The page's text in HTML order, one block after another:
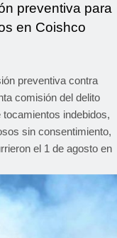
preventiva para
en Coishco
preventiva contra
comisión del delito
indebidos,
sin consentimiento,
el 1 de agosto en